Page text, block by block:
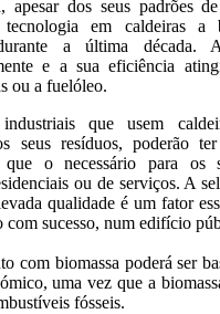
apesar dos seus padrões
em caldeiras a
a última década.
e a sua eficiência
ou a fuelóleo.
que usem
seus resíduos, poderão
que o necessário para os
ou de serviços. A
qualidade é um fator
com sucesso, num edifício
com biomassa poderá ser
uma vez que a
fósseis.